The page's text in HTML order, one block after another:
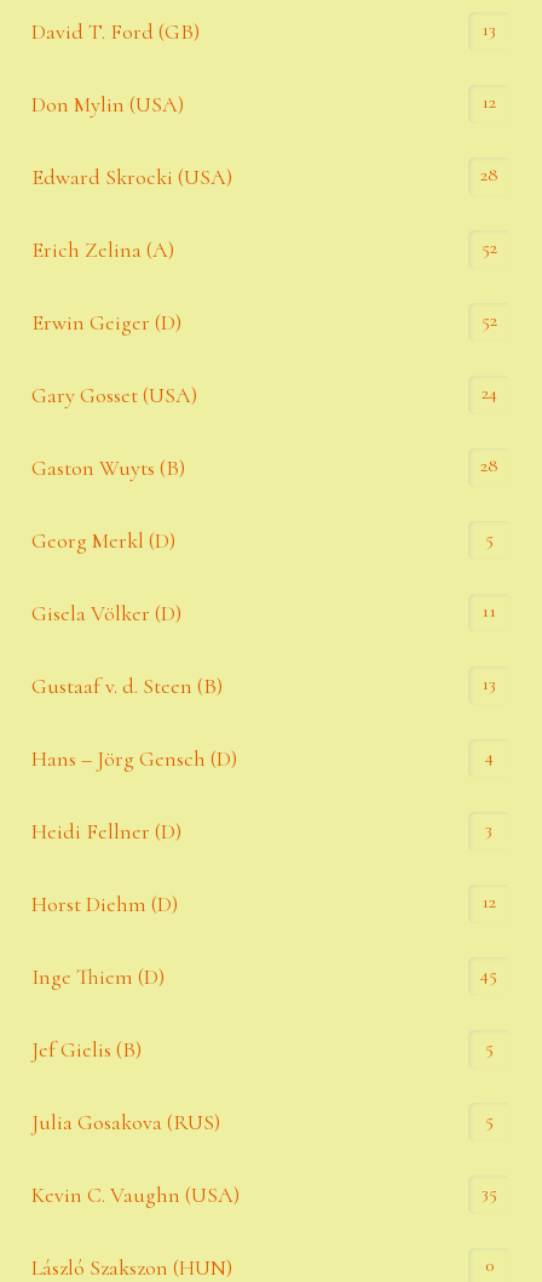
David T. Ford (GB) 13
Don Mylin (USA) 12
Edward Skrocki (USA) 28
Erich Zelina (A) 52
Erwin Geiger (D) 52
Gary Gosset (USA) 24
Gaston Wuyts (B) 28
Georg Merkl (D) 5
Gisela Völker (D) 11
Gustaaf v. d. Steen (B) 13
Hans – Jörg Gensch (D) 4
Heidi Fellner (D) 3
Horst Diehm (D) 12
Inge Thiem (D) 45
Jef Gielis (B) 5
Julia Gosakova (RUS) 5
Kevin C. Vaughn (USA) 35
László Szakszon (HUN) 0